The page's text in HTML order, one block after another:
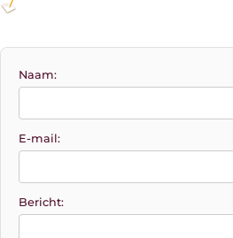
Naam:
E-mail:
Bericht: